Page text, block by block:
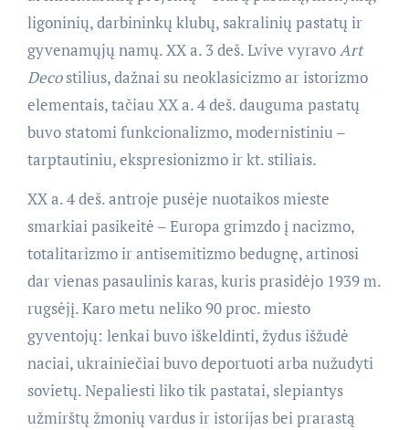
ligoninių, darbininkų klubų, sakralinių pastatų ir
gyvenamųjų namų. XX a. 3 deš. Lvive vyravoArt
Decostilius, dažnai su neoklasicizmo ar istorizmo
elementais, tačiau XX a. 4 deš. dauguma pastatų
buvo statomi funkcionalizmo, modernistiniu –
tarptautiniu, ekspresionizmo ir kt. stiliais.
XX a. 4 deš. antroje pusėje nuotaikos mieste
smarkiai pasikeitė – Europa grimzdo į nacizmo,
totalitarizmo ir antisemitizmo bedugnę, artinosi
dar vienas pasaulinis karas, kuris prasidėjo 1939 m.
rugsėjį. Karo metu neliko 90 proc. miesto
gyventojų: lenkai buvo iškeldinti, žydus išžudė
naciai, ukrainiečiai buvo deportuoti arba nužudyti
sovietų. Nepaliesti liko tik pastatai, slepiantys
užmirštų žmonių vardus ir istorijas bei prarastą